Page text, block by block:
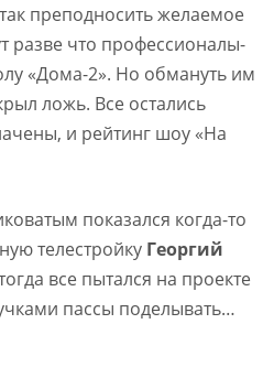
преподносить желаемое
разве что профессионалы-
«Дома-2». Но обмануть им
ложь. Все остались
и рейтинг шоу «На
показался когда-то
телестройку Георгий
все пытался на проекте
пассы поделывать…